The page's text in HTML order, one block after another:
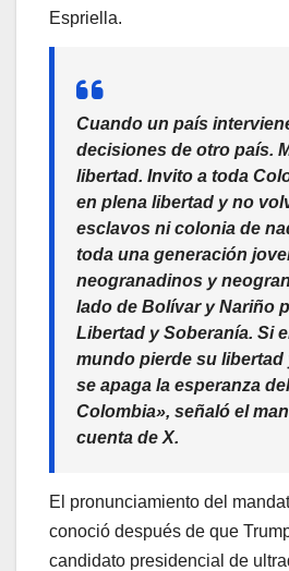
Espriella.
Cuando un país
decisiones de otro país.
libertad. Invito a toda
en plena libertad y no
esclavos ni colonia de
toda una generación
neogranadinos y
lado de Bolívar y Nariño
Libertad y Soberanía. Si
mundo pierde su libertad
se apaga la esperanza
Colombia», señaló el
cuenta de X.
El pronunciamiento del
conoció después de que
candidato presidencial de